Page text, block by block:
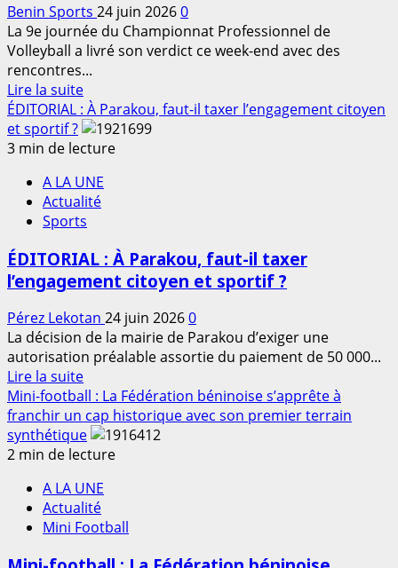
la
place
laissée
vacante
par
Coton
FC
Benin Sports 24 juin 20260
La 9e journée du Championnat Professionnel de
Volleyball a livré son verdict ce week-end avec des
rencontres...
Lire la suiteEn
savoir
plus
sur
Championnat
Professionnel
:
9e
journée
par
l’intensité
et
des
confirmations
ÉDITORIAL : À Parakou, faut-il taxer l’engagement citoyen
et sportif ?
3 min de lecture
A LA UNE
Actualité
Sports
ÉDITORIAL : À Parakou, faut-il taxer
l’engagement citoyen et sportif ?
Pérez Lekotan 24 juin 20260
La décision de la mairie de Parakou d’exiger une
autorisation préalable assortie du paiement de 50 000...
Lire la suiteEn
savoir
plus
sur
ÉDITORIAL
À
Parakou,
faut-
Mini-football : La Fédération béninoise s’apprête à
franchir un cap historique avec son premier terrain
synthétique
2 min de lecture
A LA UNE
Actualité
Mini Football